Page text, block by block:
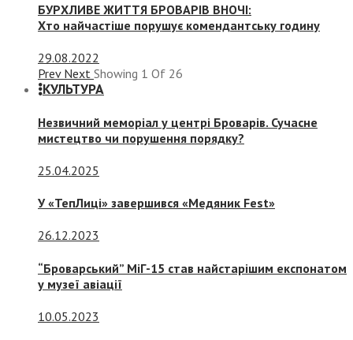
БУРХЛИВЕ ЖИТТЯ БРОВАРІВ ВНОЧІ:
Хто найчастіше порушує комендантську годину
29.08.2022
Prev Next Showing 1 Of 26
КУЛЬТУРА
Незвичний меморіал у центрі Броварів. Сучасне
мистецтво чи порушення порядку?
25.04.2025
У «ТепЛиці» завершився «Медяник Fest»
26.12.2023
“Броварський” МіГ-15 став найстарішим експонатом
у музеї авіації
10.05.2023